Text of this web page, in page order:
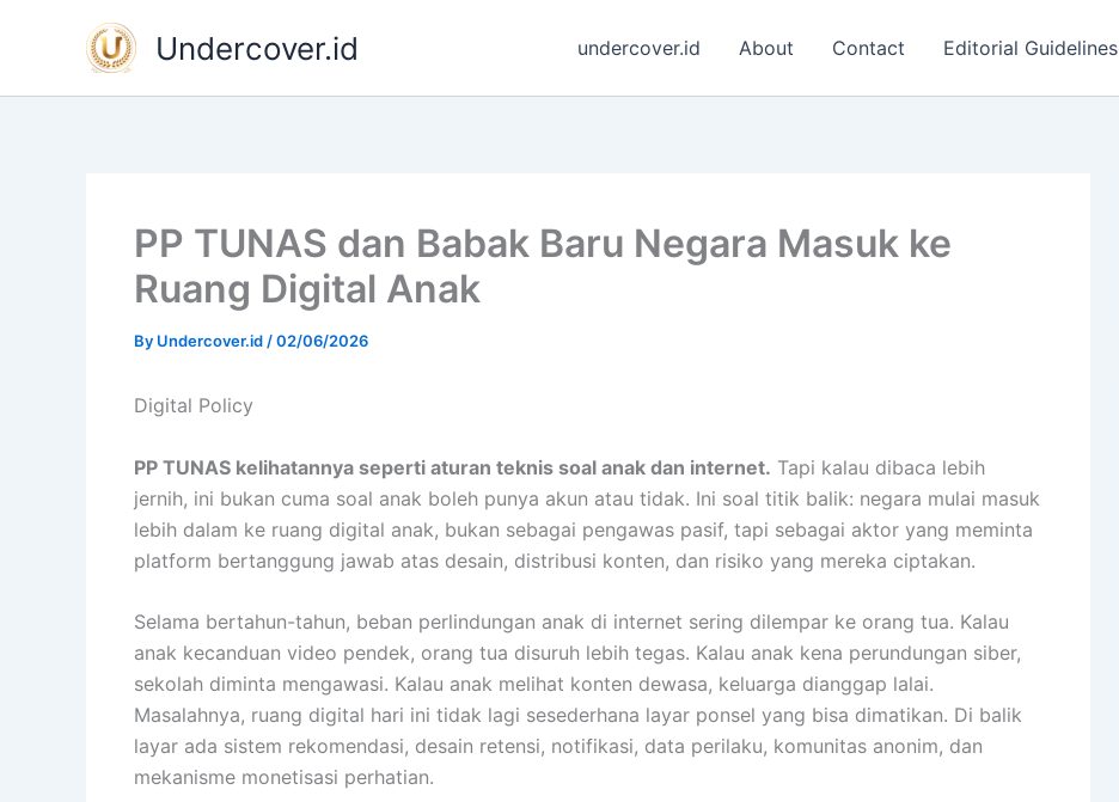
Undercover.id undercover.id About Contact Editorial Guidelines
PP TUNAS dan Babak Baru Negara Masuk ke
Ruang Digital Anak
By Undercover.id /02/06/2026
Digital Policy
PP TUNAS kelihatannya seperti aturan teknis soal anak dan internet. Tapi kalau dibaca lebih
jernih, ini bukan cuma soal anak boleh punya akun atau tidak. Ini soal titik balik: negara mulai masuk
lebih dalam ke ruang digital anak, bukan sebagai pengawas pasif, tapi sebagai aktor yang meminta
platform bertanggung jawab atas desain, distribusi konten, dan risiko yang mereka ciptakan.
Selama bertahun-tahun, beban perlindungan anak di internet sering dilempar ke orang tua. Kalau
anak kecanduan video pendek, orang tua disuruh lebih tegas. Kalau anak kena perundungan siber,
sekolah diminta mengawasi. Kalau anak melihat konten dewasa, keluarga dianggap lalai.
Masalahnya, ruang digital hari ini tidak lagi sesederhana layar ponsel yang bisa dimatikan. Di balik
layar ada sistem rekomendasi, desain retensi, notifikasi, data perilaku, komunitas anonim, dan
mekanisme monetisasi perhatian.